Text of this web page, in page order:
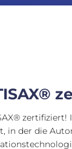
zertifiziert!
in der die